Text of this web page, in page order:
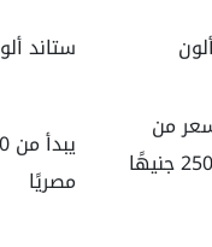
ستاند
من
25000000 جنيهًا
مصريًا